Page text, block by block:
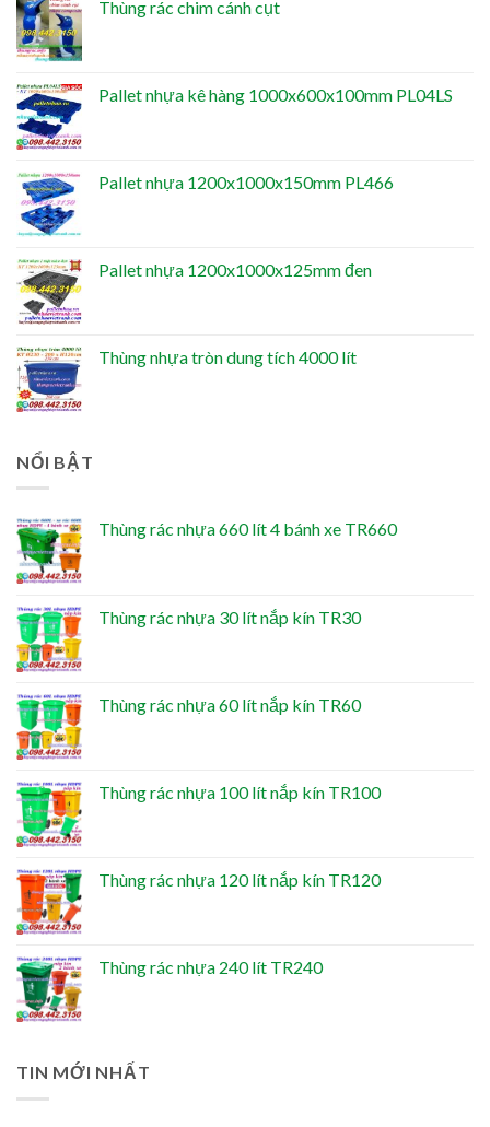
Thùng rác chim cánh cụt
Pallet nhựa kê hàng 1000x600x100mm PL04LS
Pallet nhựa 1200x1000x150mm PL466
Pallet nhựa 1200x1000x125mm đen
Thùng nhựa tròn dung tích 4000 lít
NỔI BẬT
Thùng rác nhựa 660 lít 4 bánh xe TR660
Thùng rác nhựa 30 lít nắp kín TR30
Thùng rác nhựa 60 lít nắp kín TR60
Thùng rác nhựa 100 lít nắp kín TR100
Thùng rác nhựa 120 lít nắp kín TR120
Thùng rác nhựa 240 lít TR240
TIN MỚI NHẤT